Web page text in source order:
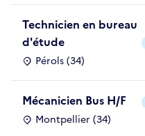
Technicien en bureau
d'étude
Pérols (34)
Mécanicien Bus H/F
Montpellier (34)